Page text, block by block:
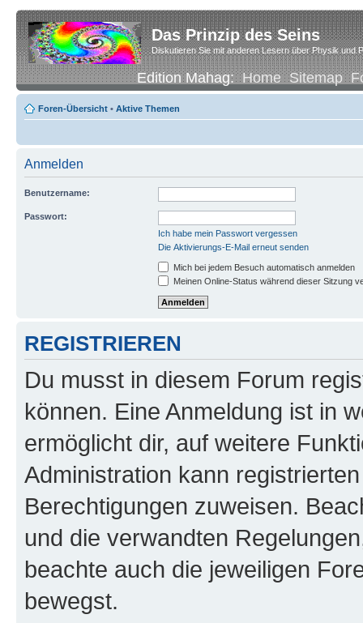
Das Prinzip des Seins
Diskutieren Sie mit anderen Lesern über Physik und
Edition Mahag:Home Sitemap
Foren-Übersicht • Aktive Themen
Anmelden
Benutzername:
Passwort:
Ich habe mein Passwort vergessen
Die Aktivierungs-E-Mail erneut senden
Mich bei jedem Besuch automatisch anmelden
Meinen Online-Status während dieser Sitzung
REGISTRIEREN
Du musst in diesem Forum
können. Eine Anmeldung ist in
ermöglicht dir, auf weitere
Administration kann
Berechtigungen zuweisen.
und die verwandten
beachte auch die jeweiligen
bewegst.